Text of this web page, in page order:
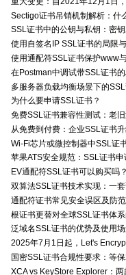
Sectigo证书吊销机制解析：什
SSL证书中的公钥与私钥：密
使用自签名IP SSL证书的局限
使用通配符SSL证书保护www
在Postman中调试带SSL证书的
多服务器负载均衡场景下的
为什么要申请SSL证书？
免费SSL证书兼容性测试：老
从免费到付费：企业SSL证书
Wi-Fi芯片或微控制器中SSL证
苹果ATS安全规范：SSL证书
EV通配符SSL证书可以购买吗？
双算法SSL证书技术实现：一
通配符证书常见安全误区及防范
根证书更替对全球SSL证书体
泛域名SSL证书的优势及使用
2025年7月1日起，Let's
国密SSL证书合规性要求：等